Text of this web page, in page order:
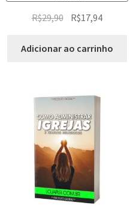
R$29,90 R$17,94
Adicionar ao carrinho